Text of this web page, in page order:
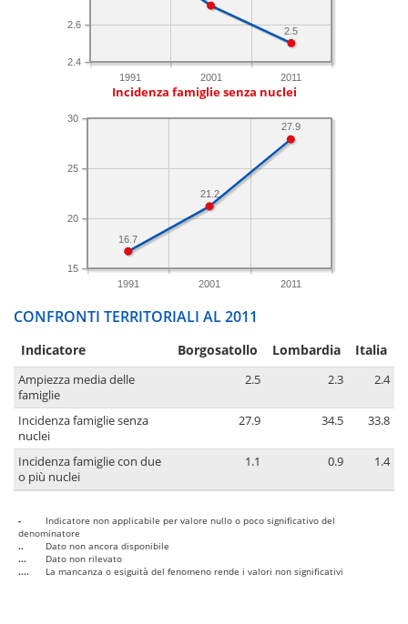
1991 2001 2011
2.4
2.6
2.5
Incidenza famiglie senza nuclei
1991 2001 2011
15
20
25
30
27.9
21.2
16.7
CONFRONTI TERRITORIALI AL 2011
Indicatore Borgosatollo Lombardia Italia
Ampiezza media delle
famiglie
2.5 2.3 2.4
Incidenza famiglie senza
nuclei
27.9 34.5 33.8
Incidenza famiglie con due
o più nuclei
1.1 0.9 1.4
-
Indicatore non applicabile per valore nullo o poco significativo del
denominatore
..
Dato non ancora disponibile
...
Dato non rilevato
....
La mancanza o esiguità del fenomeno rende i valori non significativi